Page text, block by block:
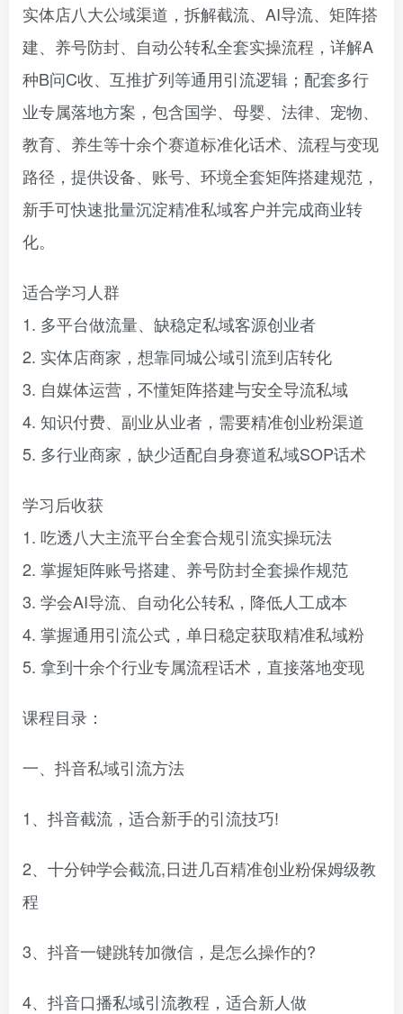
实体店八大公域渠道，拆解截流、AI导流、矩阵搭
建、养号防封、自动公转私全套实操流程，详解A
种B问C收、互推扩列等通用引流逻辑；配套多行
业专属落地方案，包含国学、母婴、法律、宠物、
教育、养生等十余个赛道标准化话术、流程与变现
路径，提供设备、账号、环境全套矩阵搭建规范，
新手可快速批量沉淀精准私域客户并完成商业转
化。
适合学习人群
1. 多平台做流量、缺稳定私域客源创业者
2. 实体店商家，想靠同城公域引流到店转化
3. 自媒体运营，不懂矩阵搭建与安全导流私域
4. 知识付费、副业从业者，需要精准创业粉渠道
5. 多行业商家，缺少适配自身赛道私域SOP话术
学习后收获
1. 吃透八大主流平台全套合规引流实操玩法
2. 掌握矩阵账号搭建、养号防封全套操作规范
3. 学会AI导流、自动化公转私，降低人工成本
4. 掌握通用引流公式，单日稳定获取精准私域粉
5. 拿到十余个行业专属流程话术，直接落地变现
课程目录：
一、抖音私域引流方法
1、抖音截流，适合新手的引流技巧!
2、十分钟学会截流,日进几百精准创业粉保姆级教
程
3、抖音一键跳转加微信，是怎么操作的?
4、抖音口播私域引流教程，适合新人做